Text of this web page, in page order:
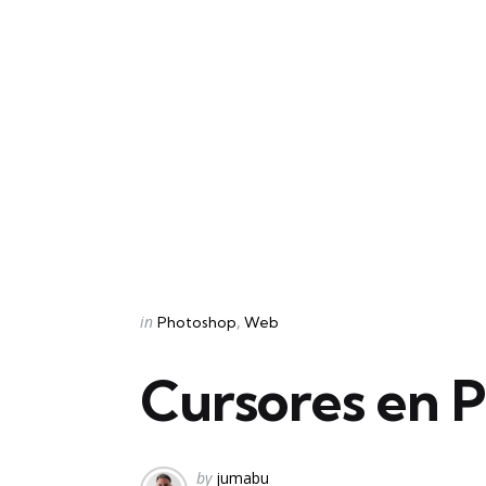
Categories
Posted
in Photoshop Web
Cursores en
Posted
by jumabu